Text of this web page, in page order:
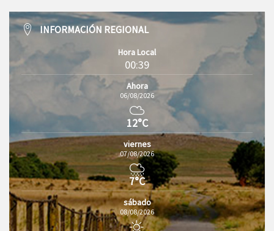
INFORMACIÓN REGIONAL
Hora Local
00:39
Ahora
06/08/2026
12°C
viernes
07/08/2026
7°C
sábado
08/08/2026